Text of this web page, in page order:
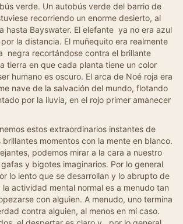
verde. Un autobús verde del barrio de
recorriendo un enorme desierto, al
hasta Bayswater. El elefante ya no era azul
la distancia. El muñequito era realmente
negra recortándose contra el brillante
tierra en que cada planta tiene un color
humano es oscuro. El arca de Noé roja era
nave de la salvación del mundo, flotando
por la lluvia, en el rojo primer amanecer
estos extraordinarios instantes de
momentos con la mente en blanco.
podemos mirar a la cara a nuestro
y bigotes imaginarios. Por lo general
lo lento que se desarrollan y lo abrupto de
la actividad mental normal es a menudo tan
con alguien. A menudo, uno termina
contra alguien, al menos en mi caso.